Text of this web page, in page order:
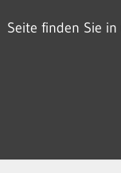
finden Sie